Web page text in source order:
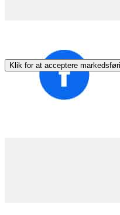
Klik for at acceptere